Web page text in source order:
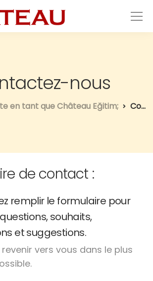
nous
en tant que Château Eğitim; Contactez-nous
de contact :
remplir le formulaire pour
souhaits,
et suggestions.
vers vous dans le plus